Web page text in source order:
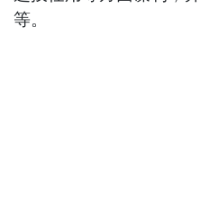
等。